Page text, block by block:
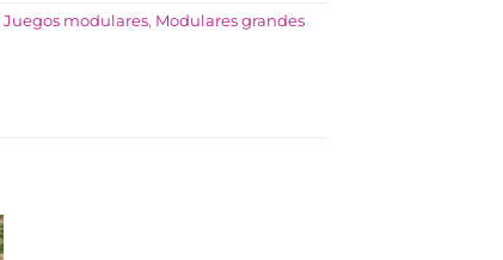
Juegos modulares, Modulares grandes